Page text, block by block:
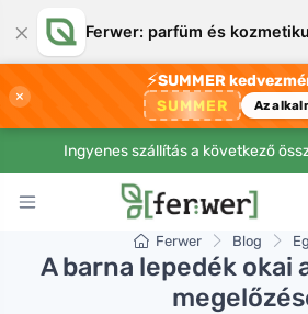
× Ferwer: parfüm és
×
⚡SUMMER
SUMMER Az
Ingyenes szállítás a következő
Ferwer Blog
A barna lepedék okai